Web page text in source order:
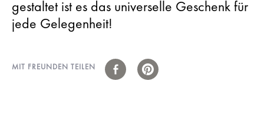
gestaltet ist es das universelle Geschenk für
jede Gelegenheit!
MIT FREUNDEN TEILEN